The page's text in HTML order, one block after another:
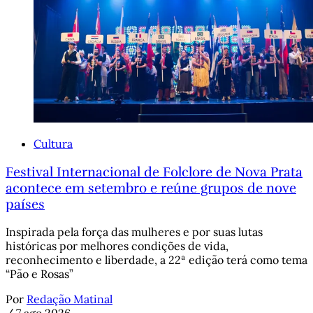
Cultura
Festival Internacional de Folclore de Nova Prata
acontece em setembro e reúne grupos de nove
países
Inspirada pela força das mulheres e por suas lutas
históricas por melhores condições de vida,
reconhecimento e liberdade, a 22ª edição terá como tema
“Pão e Rosas”
Por Redação Matinal